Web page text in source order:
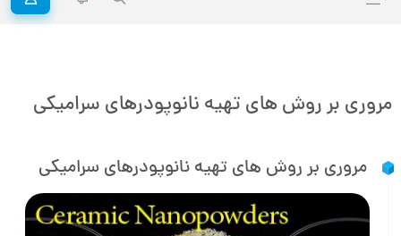
مروری بر روش های تهیه نانوپودرهای سرامیکی
مروری بر روش های تهیه نانوپودرهای سرامیکی